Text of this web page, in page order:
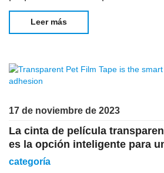
que satisfagan todas sus
Con nuestra tecnología de
Leer más
17 de noviembre de 2023
La cinta de película
es la opción inteligente para
categoría